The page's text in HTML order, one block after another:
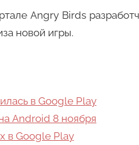
Angry Birds
новой игры.
в Google Play
Android 8 ноября
в Google Play